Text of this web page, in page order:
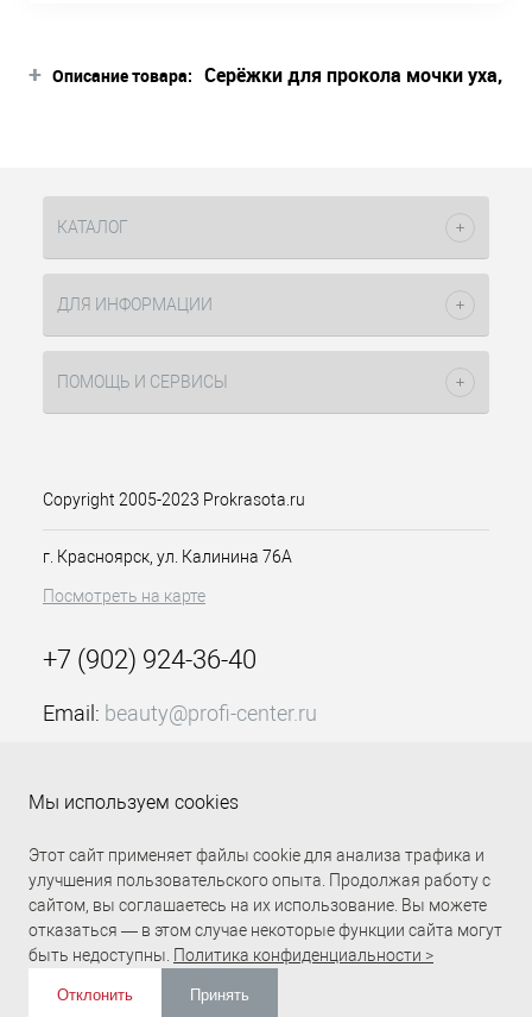
+ Описание товара: Серёжки для прокола мочки уха,
КАТАЛОГ
ДЛЯ ИНФОРМАЦИИ
ПОМОЩЬ И СЕРВИСЫ
Copyright 2005-2023 Prokrasota.ru
г. Красноярск, ул. Калинина 76А
Посмотреть на карте
+7 (902) 924-36-40
Email: beauty@profi-center.ru
Прямая связь Profi Center
Мы используем cookies
Этот сайт применяет файлы cookie для анализа трафика и
улучшения пользовательского опыта. Продолжая работу с
сайтом, вы соглашаетесь на их использование. Вы можете
отказаться — в этом случае некоторые функции сайта могут
быть недоступны. Политика конфиденциальности >
Отклонить Принять